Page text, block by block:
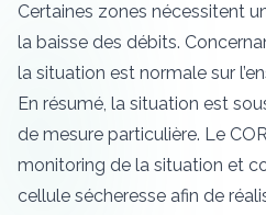
Certaines zones nécessitent
la baisse des débits.
la situation est normale sur
En résumé, la situation est
de mesure particulière. Le
monitoring de la situation et
cellule sécheresse afin de